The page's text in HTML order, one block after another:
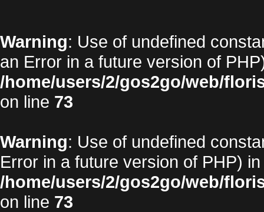
Warning: Use of undefined
an Error in a future version of
/home/users/2/gos2go/web/
on line 73
Warning: Use of undefined
Error in a future version of PHP) in
/home/users/2/gos2go/web/
on line 73